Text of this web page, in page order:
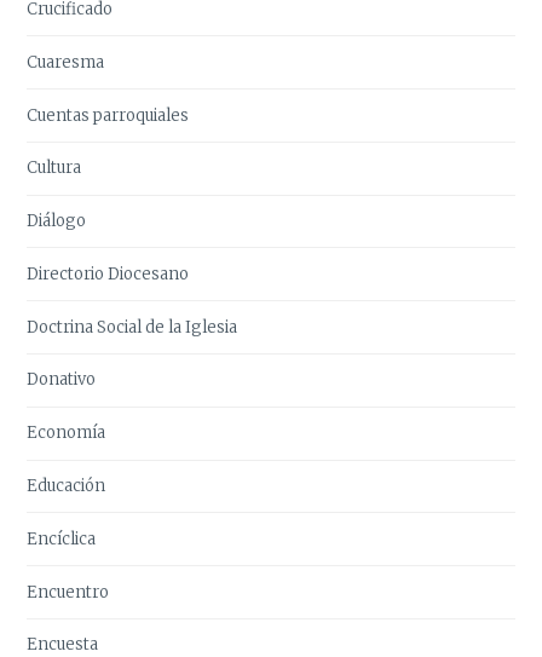
Crucificado
Cuaresma
Cuentas parroquiales
Cultura
Diálogo
Directorio Diocesano
Doctrina Social de la Iglesia
Donativo
Economía
Educación
Encíclica
Encuentro
Encuesta